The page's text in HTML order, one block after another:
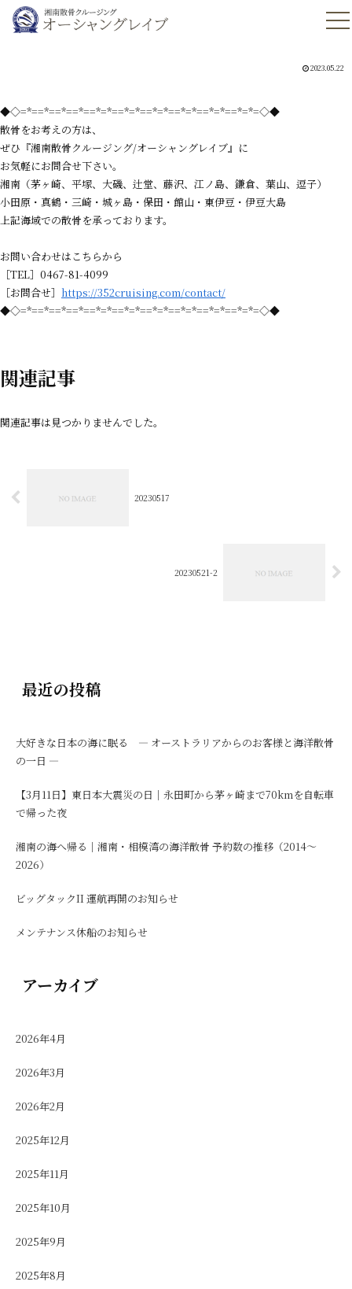
2023.05.22
◆◇=*==*==*==*==*=*==*=*==*=*==*=*==*=*==*=*=◇◆
散骨をお考えの方は、
ぜひ『湘南散骨クルージング/オーシャングレイブ』に
お気軽にお問合せ下さい。
湘南（茅ヶ崎、平塚、大磯、辻堂、藤沢、江ノ島、鎌倉、葉山、逗子）
小田原・真鶴・三崎・城ヶ島・保田・館山・東伊豆・伊豆大島
上記海域での散骨を承っております。
お問い合わせはこちらから
［TEL］0467-81-4099
［お問合せ］ https://352cruising.com/contact/
◆◇=*==*==*==*==*=*==*=*==*=*==*=*==*=*==*=*=◇◆
関連記事
関連記事は見つかりませんでした。
20230517
20230521-2
最近の投稿
大好きな日本の海に眠る ― オーストラリアからのお客様と海洋散骨
の一日 ―
【3月11日】東日本大震災の日｜永田町から茅ヶ崎まで70kmを自転車
で帰った夜
湘南の海へ帰る｜湘南・相模湾の海洋散骨 予約数の推移（2014〜
2026）
ビッグタックII 運航再開のお知らせ
メンテナンス休船のお知らせ
アーカイブ
2026年4月
2026年3月
2026年2月
2025年12月
2025年11月
2025年10月
2025年9月
2025年8月